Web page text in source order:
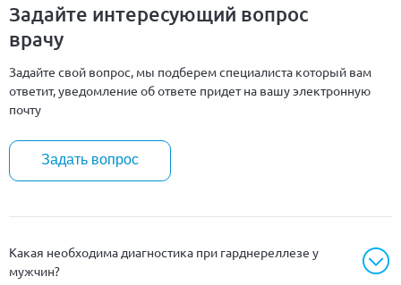
Какая необходима диагностика при гарднереллезе у
мужчин?
Задайте интересующий вопрос
врачу
Задайте свой вопрос, мы подберем специалиста который вам
ответит, уведомление об ответе придет на вашу электронную
почту
Задать вопрос